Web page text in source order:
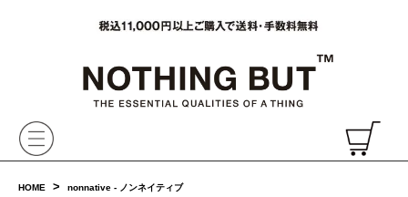
HOME > nonnative - ノンネイティブ